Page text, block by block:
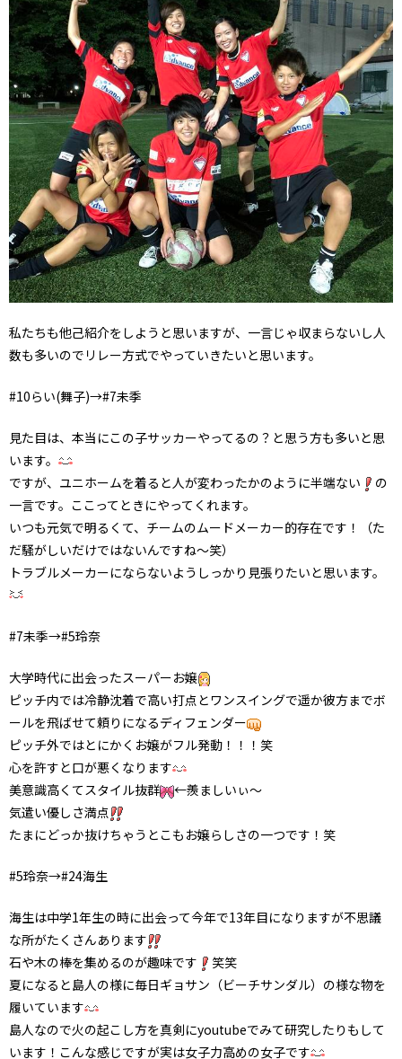
私たちも他己紹介をしようと思いますが、一言じゃ収まらないし人
数も多いのでリレー方式でやっていきたいと思います。
#10らい(舞子)→#7未季
見た目は、本当にこの子サッカーやってるの？と思う方も多いと思
います。
ですが、ユニホームを着ると人が変わったかのように半端ない
の
一言です。ここってときにやってくれます。
いつも元気で明るくて、チームのムードメーカー的存在です！（た
だ騒がしいだけではないんですね〜笑）
トラブルメーカーにならないようしっかり見張りたいと思います。
#7未季→#5玲奈
大学時代に出会ったスーパーお嬢
ピッチ内では冷静沈着で高い打点とワンスイングで遥か彼方までボ
ールを飛ばせて頼りになるディフェンダー
ピッチ外ではとにかくお嬢がフル発動！！！笑
心を許すと口が悪くなります
美意識高くてスタイル抜群
←羨ましいぃ〜
気遣い優しさ満点
たまにどっか抜けちゃうとこもお嬢らしさの一つです！笑
#5玲奈→#24海生
海生は中学1年生の時に出会って今年で13年目になりますが不思議
な所がたくさんあります
石や木の棒を集めるのが趣味です
笑笑
夏になると島人の様に毎日ギョサン（ビーチサンダル）の様な物を
履いています
島人なので火の起こし方を真剣にyoutubeでみて研究したりもして
います！こんな感じですが実は女子力高めの女子です